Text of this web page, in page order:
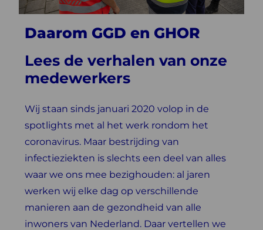
Lees de verhalen van onze
medewerkers
Daarom GGD en GHOR
Wij staan sinds januari 2020 volop in de
spotlights met al het werk rondom het
coronavirus. Maar bestrijding van
infectieziekten is slechts een deel van alles
waar we ons mee bezighouden: al jaren
werken wij elke dag op verschillende
manieren aan de gezondheid van alle
inwoners van Nederland. Daar vertellen we